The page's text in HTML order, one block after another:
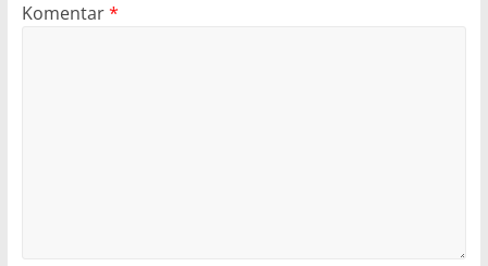
Komentar*